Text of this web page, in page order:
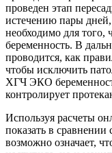
проведен этап
истечению пары
необходимо для того,
беременность. В
проводится, как
чтобы исключить
ХГЧ ЭКО
контролирует
Используя расчеты
показать в
возможно означает,